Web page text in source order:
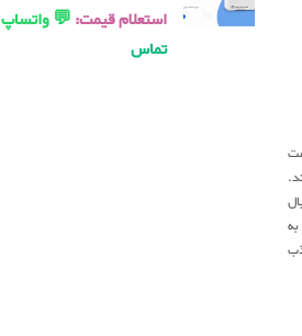
بال
استعلام قیمت:💬 واتساپ
تماس